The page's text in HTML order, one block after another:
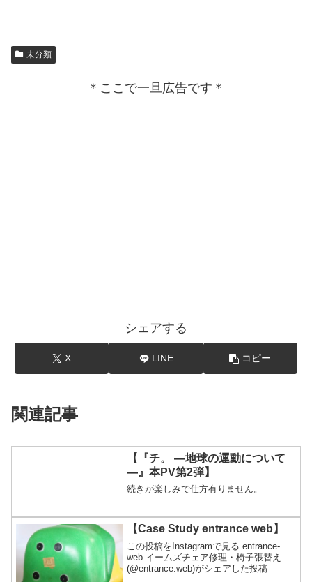
未分類
＊ここで一旦広告です＊
シェアする
X LINE コピー
関連記事
【『チ。 ―地球の運動について
―』本PV第2弾】
続きが楽しみで仕方有りません。
【Case Study entrance web】
この投稿をInstagramで見る entrance-
web イームズチェア修理・椅子張替え
(@entrance.web)がシェアした投稿